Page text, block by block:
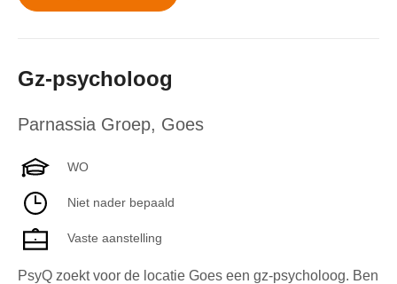
Gz-psycholoog
Parnassia Groep, Goes
WO
Niet nader bepaald
Vaste aanstelling
PsyQ zoekt voor de locatie Goes een gz-psycholoog. Ben